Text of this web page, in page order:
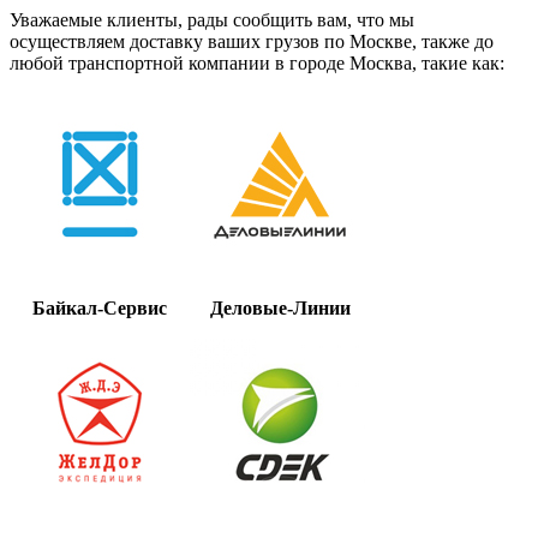
Уважаемые клиенты, рады сообщить вам, что мы
осуществляем доставку ваших грузов по Москве, также до
любой транспортной компании в городе Москва, такие как:
Байкал-Сервис Деловые-Линии